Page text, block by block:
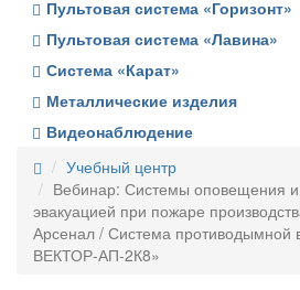
Пультовая система «Горизонт»
Пультовая система «Лавина»
Система «Карат»
Металлические изделия
Видеонаблюдение
Учебный центр
Вебинар: Системы оповещения
эвакуацией при пожаре
Арсенал / Система противодымной
ВЕКТОР-АП-2К8»